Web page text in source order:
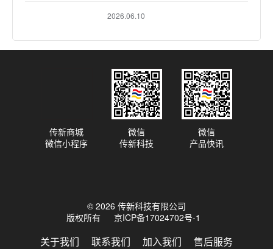
2026.06.10
L450 调音台领衔：COTM 教会全
面升级音频制作系统
2026.05.29
Solid State Logic 推出 SSL 1 音频
接口：强劲、便携、纯正 SSL 音质
© 2026 传新科技有限公司
版权所有
京ICP备17024702号-1
关于我们 联系我们 加入我们 售后服务
传新商城
微信小程序
微信
传新科技
微信
产品快讯